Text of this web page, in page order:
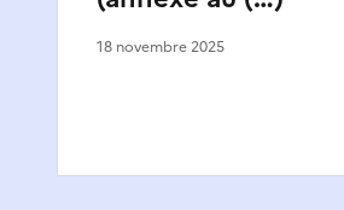
18 novembre 2025